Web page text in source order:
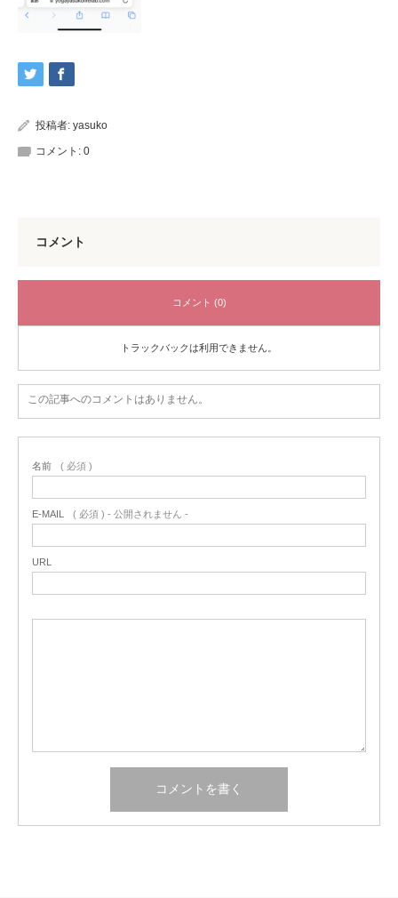
投稿者: yasuko
コメント: 0
コメント
コメント (0)
トラックバックは利用できません。
この記事へのコメントはありません。
名前 ( 必須 )
E-MAIL ( 必須 ) - 公開されません -
URL